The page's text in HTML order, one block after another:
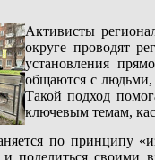
Активисты
округе проводят
установления
общаются с
Такой подход
ключевым темам,
по принципу
поделиться своими